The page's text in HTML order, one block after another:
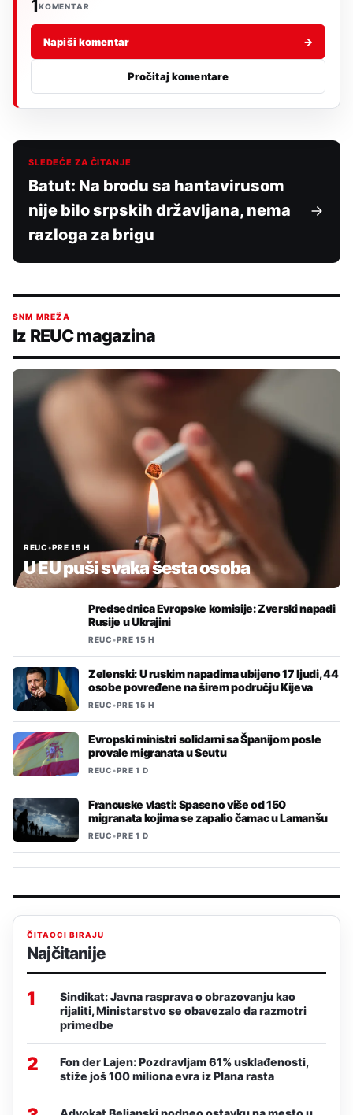
1 KOMENTAR
Napiši komentar →
Pročitaj komentare
SLEDEĆE ZA ČITANJE
Batut: Na brodu sa hantavirusom
nije bilo srpskih državljana, nema
razloga za brigu
SNM MREŽA
Iz REUC magazina
REUC•PRE 15 H
U EU puši svaka šesta osoba
Predsednica Evropske komisije: Zverski napadi
Rusije u Ukrajini
REUC•PRE 15 H
Zelenski: U ruskim napadima ubijeno 17 ljudi, 44
osobe povređene na širem području Kijeva
REUC•PRE 15 H
Evropski ministri solidarni sa Španijom posle
provale migranata u Seutu
REUC•PRE 1 D
Francuske vlasti: Spaseno više od 150
migranata kojima se zapalio čamac u Lamanšu
REUC•PRE 1 D
ČITAOCI BIRAJU
Najčitanije
1
Sindikat: Javna rasprava o obrazovanju kao
rijaliti, Ministarstvo se obavezalo da razmotri
primedbe
2
Fon der Lajen: Pozdravljam 61% usklađenosti,
stiže još 100 miliona evra iz Plana rasta